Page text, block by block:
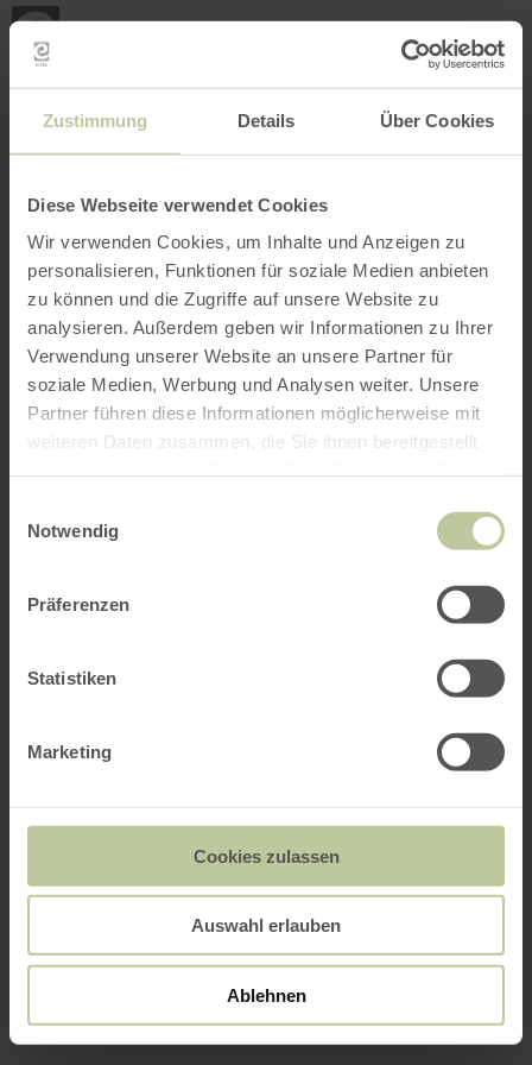
Zustimmung Details Über Cookies
Diese Webseite verwendet Cookies
Wir verwenden Cookies, um Inhalte und Anzeigen zu
personalisieren, Funktionen für soziale Medien anbieten
zu können und die Zugriffe auf unsere Website zu
analysieren. Außerdem geben wir Informationen zu Ihrer
Verwendung unserer Website an unsere Partner für
soziale Medien, Werbung und Analysen weiter. Unsere
Partner führen diese Informationen möglicherweise mit
weiteren Daten zusammen, die Sie ihnen bereitgestellt
Notwendig
Präferenzen
Statistiken
Marketing
Cookies zulassen
Auswahl erlauben
Ablehnen
INTERACTIVE MAP
my
Open filter